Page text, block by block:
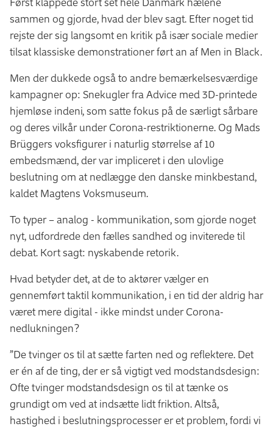
sammen og gjorde, hvad der blev sagt. Efter noget tid
rejste der sig langsomt en kritik på især sociale medier
tilsat klassiske demonstrationer ført an af Men in Black.
Men der dukkede også to andre bemærkelsesværdige
kampagner op: Snekugler fra Advice med 3D-printede
hjemløse indeni, som satte fokus på de særligt sårbare
og deres vilkår under Corona-restriktionerne. Og Mads
Brüggers voksfigurer i naturlig størrelse af 10
embedsmænd, der var impliceret i den ulovlige
beslutning om at nedlægge den danske minkbestand,
kaldet Magtens Voksmuseum.
To typer – analog - kommunikation, som gjorde noget
nyt, udfordrede den fælles sandhed og inviterede til
debat. Kort sagt: nyskabende retorik.
Hvad betyder det, at de to aktører vælger en
gennemført taktil kommunikation, i en tid der aldrig har
været mere digital - ikke mindst under Corona-
nedlukningen?
”De tvinger os til at sætte farten ned og reflektere. Det
er én af de ting, der er så vigtigt ved modstandsdesign:
Ofte tvinger modstandsdesign os til at tænke os
grundigt om ved at indsætte lidt friktion. Altså,
hastighed i beslutningsprocesser er et problem, fordi vi